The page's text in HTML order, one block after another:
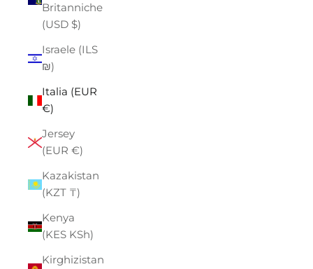
Britanniche
(USD $)
Israele (ILS
₪)
Italia (EUR
€)
Jersey
(EUR €)
Kazakistan
(KZT ₸)
Kenya
(KES KSh)
Kirghizistan